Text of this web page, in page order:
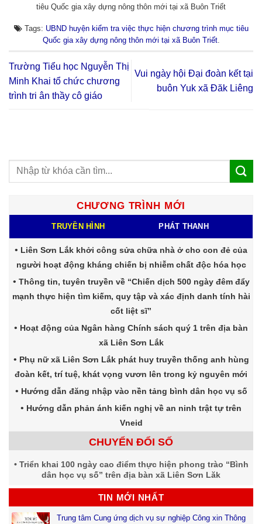
tiêu Quốc gia xây dựng nông thôn mới tại xã Buôn Triết
Tags: UBND huyện kiểm tra việc thực hiện chương trình mục tiêu
Quốc gia xây dựng nông thôn mới tại xã Buôn Triết.
Trường Tiểu học Nguyễn Thị
Minh Khai tổ chức chương
trình tri ân thầy cô giáo
Vui ngày hội Đại đoàn kết tại
buôn Yuk xã Đăk Liêng
CHƯƠNG TRÌNH MỚI
TRUYỀN HÌNH PHÁT THANH
Liên Sơn Lắk khởi công sửa chữa nhà ở cho con đẻ của
người hoạt động kháng chiến bị nhiễm chất độc hóa học
Thông tin, tuyên truyền về “Chiến dịch 500 ngày đêm đẩy
mạnh thực hiện tìm kiếm, quy tập và xác định danh tính hài
cốt liệt sĩ”
Hoạt động của Ngân hàng Chính sách quý 1 trên địa bàn
xã Liên Sơn Lắk
Phụ nữ xã Liên Sơn Lắk phát huy truyền thống anh hùng
đoàn kết, trí tuệ, khát vọng vươn lên trong kỷ nguyên mới
Hướng dẫn đăng nhập vào nền tảng bình dân học vụ số
Hướng dẫn phản ánh kiến nghị về an ninh trật tự trên
Vneid
CHUYỂN ĐỔI SỐ
Triển khai 100 ngày cao điểm thực hiện phong trào “Bình
dân học vụ số” trên địa bàn xã Liên Sơn Lăk
TIN MỚI NHẤT
Trung tâm Cung ứng dịch vụ sự nghiệp Công xin Thông